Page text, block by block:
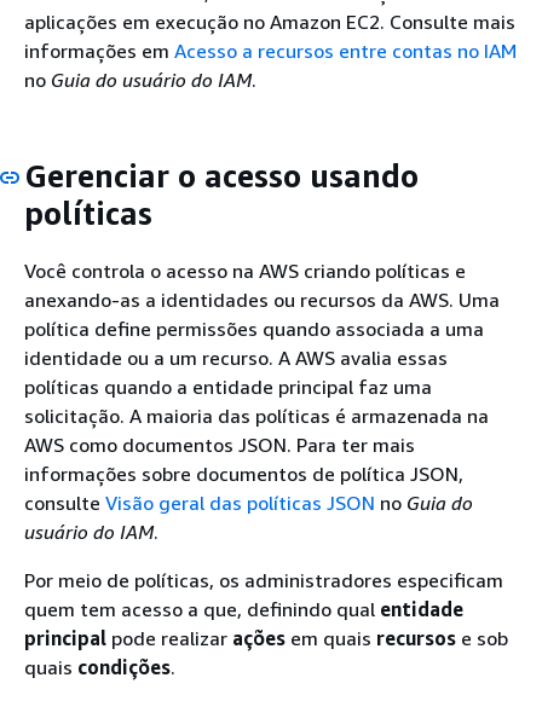
aplicações em execução no Amazon EC2. Consulte mais
informações em Acesso a recursos entre contas no IAM
no Guia do usuário do IAM.
Gerenciar o acesso usando
políticas
Você controla o acesso na AWS criando políticas e
anexando-as a identidades ou recursos da AWS. Uma
política define permissões quando associada a uma
identidade ou a um recurso. A AWS avalia essas
políticas quando a entidade principal faz uma
solicitação. A maioria das políticas é armazenada na
AWS como documentos JSON. Para ter mais
informações sobre documentos de política JSON,
consulte Visão geral das políticas JSON no Guia do
usuário do IAM.
Por meio de políticas, os administradores especificam
quem tem acesso a que, definindo qual entidade
principal pode realizar ações em quais recursos e sob
quais condições.